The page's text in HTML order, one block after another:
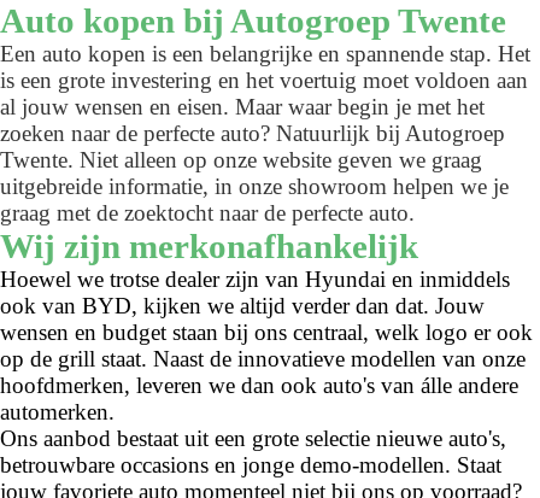
Auto kopen bij Autogroep Twente
Een auto kopen is een belangrijke en spannende stap. Het
is een grote investering en het voertuig moet voldoen aan
al jouw wensen en eisen. Maar waar begin je met het
zoeken naar de perfecte auto? Natuurlijk bij Autogroep
Twente. Niet alleen op onze website geven we graag
uitgebreide informatie, in onze showroom helpen we je
graag met de zoektocht naar de perfecte auto.
Wij zijn merkonafhankelijk
Hoewel we trotse dealer zijn van Hyundai en inmiddels
ook van BYD, kijken we altijd verder dan dat. Jouw
wensen en budget staan bij ons centraal, welk logo er ook
op de grill staat. Naast de innovatieve modellen van onze
hoofdmerken, leveren we dan ook auto's van álle andere
automerken.
Ons aanbod bestaat uit een grote selectie nieuwe auto's,
betrouwbare occasions en jonge demo-modellen. Staat
jouw favoriete auto momenteel niet bij ons op voorraad?